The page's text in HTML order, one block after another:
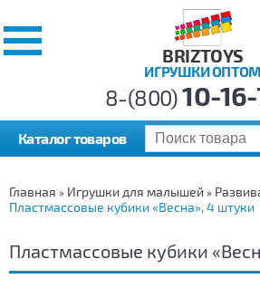
BRIZTOYS
ИГРУШКИ ОПТОМ
8-(800)10-
Каталог товаров
Главная » Игрушки для малышей »
Пластмассовые кубики «Весна», 4 штуки
Пластмассовые кубики